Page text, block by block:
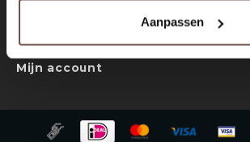
Aanpassen
Tracksuits
Sweaters
Trackpants
Overhemden
Mijn account